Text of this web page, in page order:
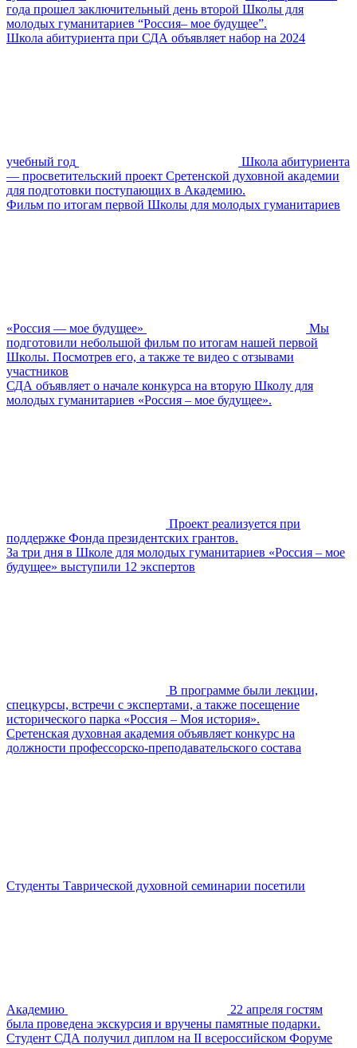
года прошел заключительный день второй Школы для
молодых гуманитариев “Россия– мое будущее”.
Школа абитуриента при СДА объявляет набор на 2024
учебный год
Школа абитуриента
— просветительский проект Сретенской духовной академии
для подготовки поступающих в Академию.
Фильм по итогам первой Школы для молодых гуманитариев
«Россия — мое будущее»
Мы
подготовили небольшой фильм по итогам нашей первой
Школы. Посмотрев его, а также те видео с отзывами
участников
СДА объявляет о начале конкурса на вторую Школу для
молодых гуманитариев «Россия – мое будущее».
Проект реализуется при
поддержке Фонда президентских грантов.
За три дня в Школе для молодых гуманитариев «Россия – мое
будущее» выступили 12 экспертов
В программе были лекции,
спецкурсы, встречи с экспертами, а также посещение
исторического парка «Россия – Моя история».
Сретенская духовная академия объявляет конкурс на
должности профессорско-преподавательского состава
Студенты Таврической духовной семинарии посетили
Академию
22 апреля гостям
была проведена экскурсия и вручены памятные подарки.
Студент СДА получил диплом на II всероссийском Форуме